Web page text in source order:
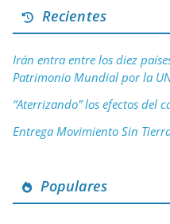
Recientes
Irán entra entre los diez
Patrimonio Mundial por la
“Aterrizando” los efectos del
Entrega Movimiento Sin
Populares